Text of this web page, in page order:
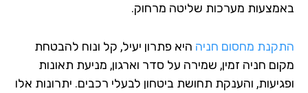
מערכות שליטה מרחוק.
מחסום חניה היא פתרון יעיל, קל ונוח להבטחת
חניה זמין, שמירה על סדר וארגון, מניעת תאונות
והענקת תחושת ביטחון לבעלי רכבים. יתרונות אלו